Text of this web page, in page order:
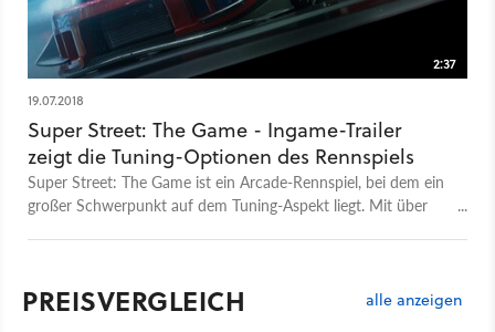
2:37
19.07.2018
Super Street: The Game - Ingame-Trailer
zeigt die Tuning-Optionen des Rennspiels
Super Street: The Game ist ein Arcade-Rennspiel, bei dem ein
großer Schwerpunkt auf dem Tuning-Aspekt liegt. Mit über
haben nun ein Video veröffentlicht, in dem ihr einen ersten
PREISVERGLEICH alle anzeigen